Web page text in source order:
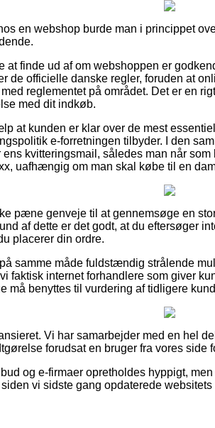
en webshop burde man i princippet
at finde ud af om webshoppen er
de officielle danske regler, foruden at
reglementet på området. Det er en
med dit indkøb.
at kunden er klar over de mest
e-forretningen tilbyder. I den
ens kvitteringsmail, således man når
uafhængig om man skal købe til en
pæne genveje til at gennemsøge en
af dette er det godt, at du eftersøger
placerer din ordre.
samme måde fuldstændig strålende
faktisk internet forhandlere som giver
må benyttes til vurdering af tidligere
Vi har samarbejder med en hel
forudsat en bruger fra vores side
og e-firmaer opretholdes hyppigt,
vi sidste gang opdaterede websitets